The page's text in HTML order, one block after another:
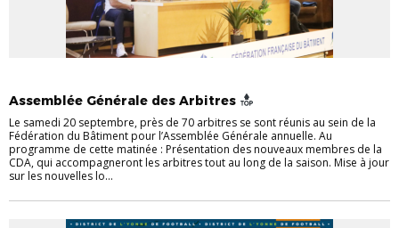
Assemblée Générale des Arbitres
Le samedi 20 septembre, près de 70 arbitres se sont réunis au sein de la
Fédération du Bâtiment pour l’Assemblée Générale annuelle. Au
programme de cette matinée : Présentation des nouveaux membres de la
CDA, qui accompagneront les arbitres tout au long de la saison. Mise à jour
sur les nouvelles lo...